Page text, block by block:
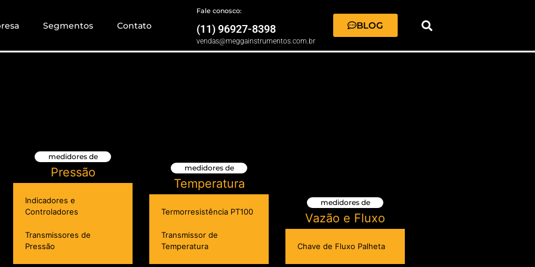
Segmentos Contato
Fale conosco:
(11) 96927-8398
vendas@meggainstrumentos.com.br
BLOG
medidores de
Pressão
Indicadores e
Controladores
Transmissores de
Pressão
medidores de
Temperatura
Termorresistência PT100
Transmissor de
Temperatura
medidores de
Vazão e Fluxo
Chave de Fluxo Palheta